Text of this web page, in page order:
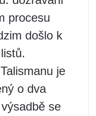
procesu
došlo k
je
o dva
se